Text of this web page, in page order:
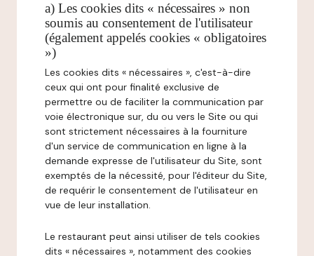
a) Les cookies dits « nécessaires » non
soumis au consentement de l'utilisateur
(également appelés cookies « obligatoires
»)
Les cookies dits « nécessaires », c'est-à-dire
ceux qui ont pour finalité exclusive de
permettre ou de faciliter la communication par
voie électronique sur, du ou vers le Site ou qui
sont strictement nécessaires à la fourniture
d'un service de communication en ligne à la
demande expresse de l'utilisateur du Site, sont
exemptés de la nécessité, pour l'éditeur du Site,
de requérir le consentement de l'utilisateur en
vue de leur installation.
Le restaurant peut ainsi utiliser de tels cookies
dits « nécessaires », notamment des cookies